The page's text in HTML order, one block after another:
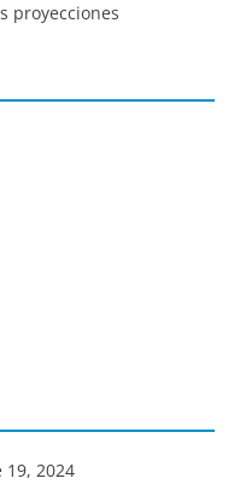
proyecciones
2024